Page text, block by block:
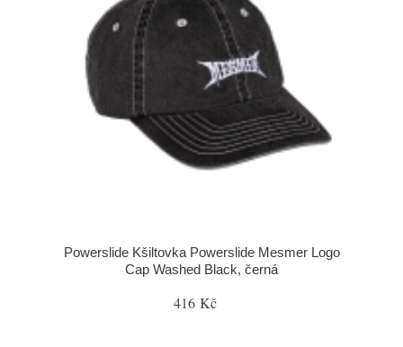
Powerslide Kšiltovka Powerslide Mesmer Logo
Cap Washed Black, černá
416 Kč